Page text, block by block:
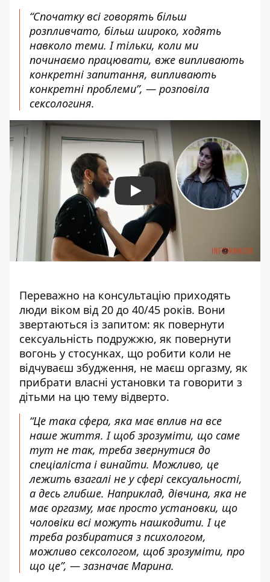
“Спочатку всі говорять більш
розпливчато, більш широко, ходять
навколо теми. І тільки, коли ми
починаємо працювати, вже випливають
конкретні запитання, випливають
конкретні проблеми”, — розповіла
сексологиня.
Play
Переважно на консультацію приходять
люди віком від 20 до 40/45 років. Вони
звертаються із запитом: як повернути
сексуальність подружжю, як повернути
вогонь у стосунках, що робити коли не
відчуваєш збудження, не маєш оргазму, як
прибрати власні установки та говорити з
дітьми на цю тему відверто.
“Це така сфера, яка має вплив на все
наше життя. І щоб зрозуміти, що саме
тут не так, треба звернутися до
спеціаліста і винайти. Можливо, це
лежить взагалі не у сфері сексуальності,
а десь глибше. Наприклад, дівчина, яка не
має оргазму, має просто установки, що
чоловіки всі можуть нашкодити. І це
треба розбиратися з психологом,
можливо сексологом, щоб зрозуміти, про
що це”, — зазначає Марина.